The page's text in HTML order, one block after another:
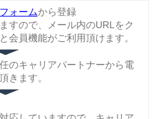
ォームから登録
すので、メール内のURLをク
会員機能がご利用頂けます。
のキャリアパートナーから電
きます。